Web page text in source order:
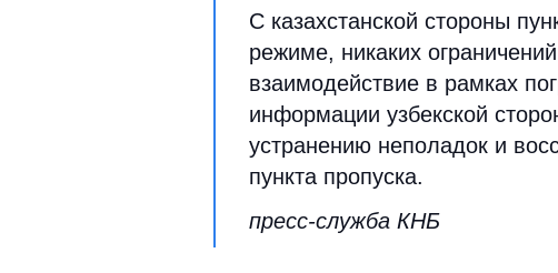
С казахстанской стороны
режиме, никаких
взаимодействие в рамках
информации узбекской
устранению неполадок и
пункта пропуска.
пресс-служба КНБ